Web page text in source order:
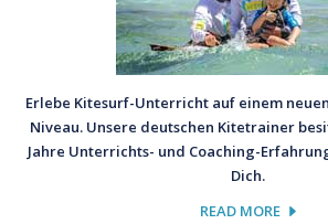
Erlebe Kitesurf-Unterricht auf einem
Niveau. Unsere deutschen Kitetrainer
Jahre Unterrichts- und Coaching-
Dich.
READ MORE